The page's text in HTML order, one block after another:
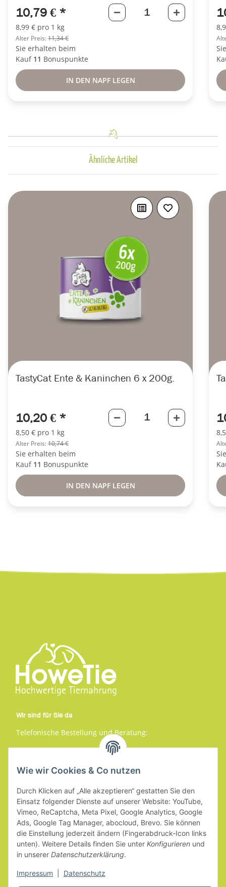
10,79 € *
8,99 € pro 1 kg
Alter Preis:11,34 €
Sie erhalten beim
Kauf 11 Bonuspunkte
IN DEN NAPF LEGEN
Ähnliche Artikel
TastyCat Ente & Kaninchen 6 x 200g.
10,20 € *
8,50 € pro 1 kg
Alter Preis:10,74 €
Sie erhalten beim
Kauf 11 Bonuspunkte
IN DEN NAPF LEGEN
Wir sind für Sie da
Telefonische Bestellung und Beratung:
+49 (0) 3863 5489944
Mo.-Fr. 9-16 Uhr
Service
Gesetzliche Informationen
Informationen
Vertrag widerrufen
Wie wir Cookies & Co nutzen
Durch Klicken auf „Alle akzeptieren“ gestatten Sie den
Einsatz folgender Dienste auf unserer Website: YouTube,
Vimeo, ReCaptcha, Meta Pixel, Google Analytics, Google
Ads, Google Tag Manager, abocloud, Brevo. Sie können
die Einstellung jederzeit ändern (Fingerabdruck-Icon links
unten). Weitere Details finden Sie unter Konfigurieren und
in unserer Datenschutzerklärung.
Impressum Datenschutz